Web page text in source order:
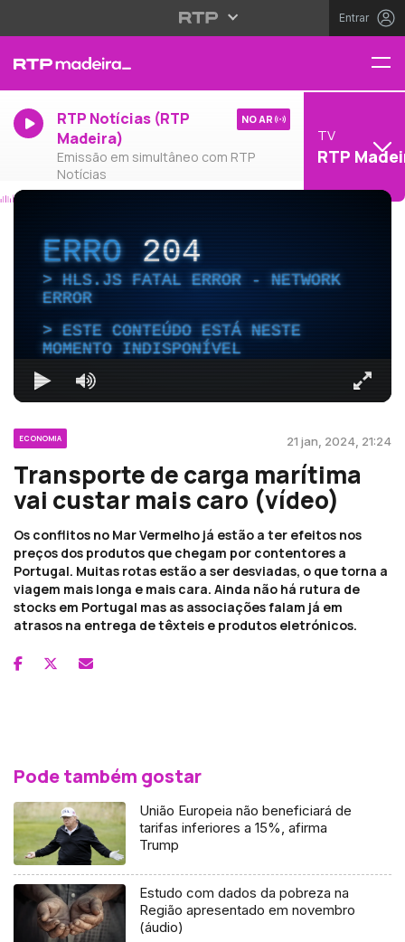
Entrar
RTP Notícias (RTP
Madeira)
Emissão em simultâneo com RTP
Notícias
NO AR
TV
RTP
ERRO204
HLS.JS FATAL ERROR - NETWORK
ERROR
ESTE CONTEÚDO ESTÁ NESTE
MOMENTO INDISPONÍVEL
ECONOMIA 21 jan, 2024, 21:24
Transporte de carga marítima
vai custar mais caro (vídeo)
Os conflitos no Mar Vermelho já estão a ter efeitos nos
preços dos produtos que chegam por contentores a
Portugal. Muitas rotas estão a ser desviadas, o que torna a
viagem mais longa e mais cara. Ainda não há rutura de
stocks em Portugal mas as associações falam já em
atrasos na entrega de têxteis e produtos eletrónicos.
Pode também gostar
União Europeia não beneficiará de
tarifas inferiores a 15%, afirma
Trump
Estudo com dados da pobreza na
Região apresentado em novembro
(áudio)